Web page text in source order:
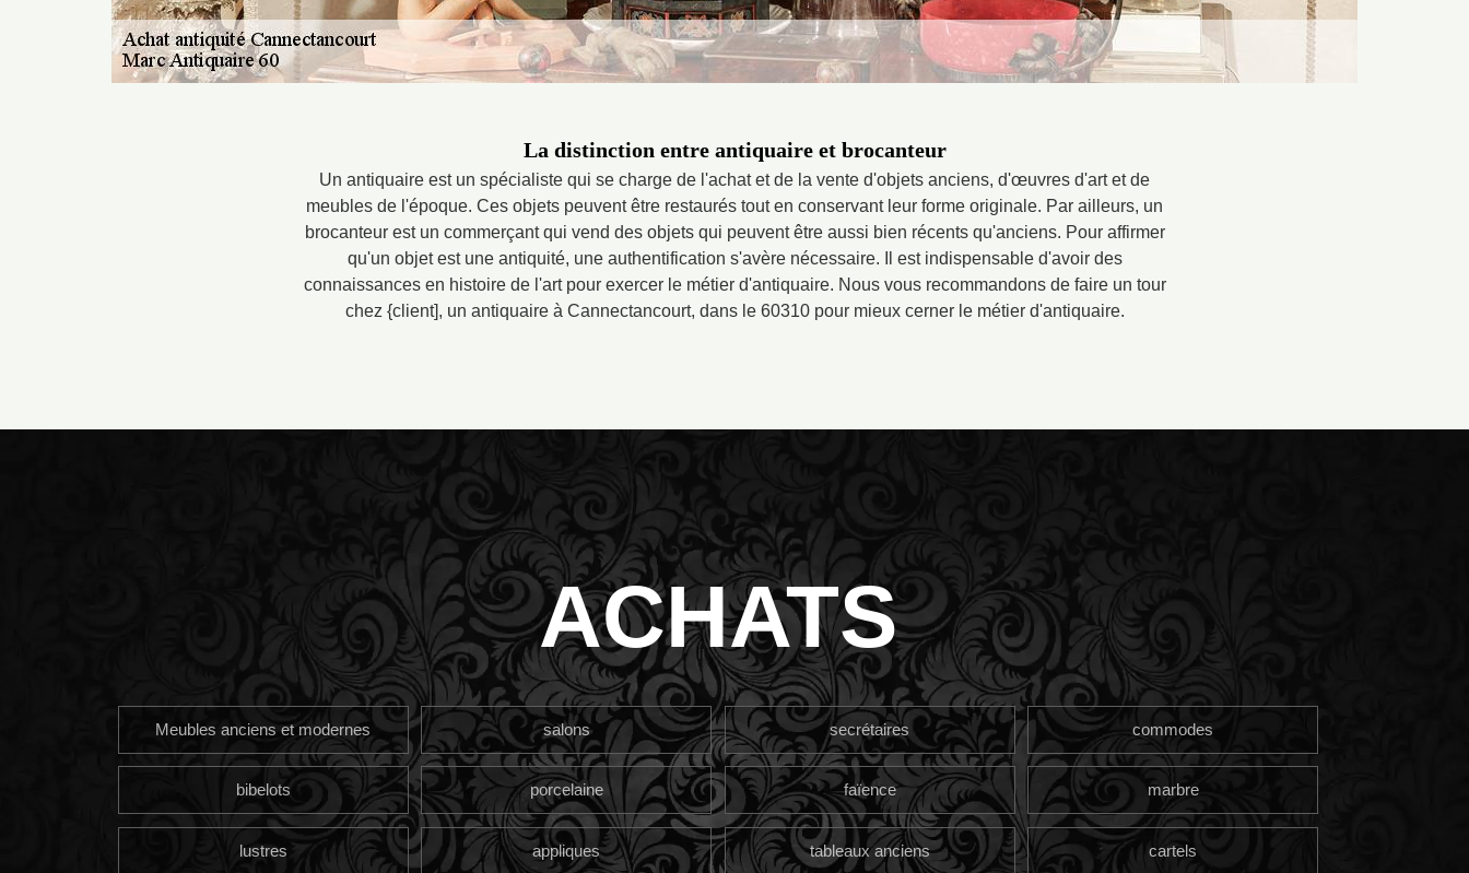
La distinction entre antiquaire et brocanteur
Un antiquaire est un spécialiste qui se charge de l'achat et de la vente d'objets anciens, d'œuvres d'art et de
meubles de l'époque. Ces objets peuvent être restaurés tout en conservant leur forme originale. Par ailleurs, un
brocanteur est un commerçant qui vend des objets qui peuvent être aussi bien récents qu'anciens. Pour affirmer
qu'un objet est une antiquité, une authentification s'avère nécessaire. Il est indispensable d'avoir des
connaissances en histoire de l'art pour exercer le métier d'antiquaire. Nous vous recommandons de faire un tour
chez {client], un antiquaire à Cannectancourt, dans le 60310 pour mieux cerner le métier d'antiquaire.
ACHATS
Meubles anciens et modernes salons secrétaires commodes
bibelots porcelaine faïence marbre
lustres appliques tableaux anciens cartels